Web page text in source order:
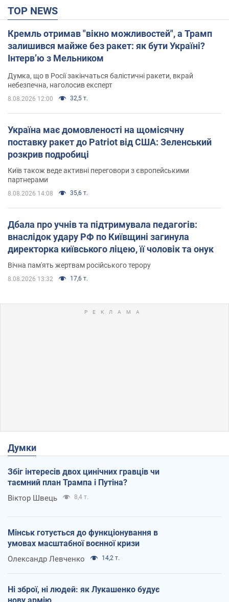
TOP NEWS
Кремль отримав "вікно можливостей", а Трамп
залишився майже без ракет: як бути Україні?
Інтерв’ю з Мельником
Думка, що в Росії закінчаться балістичні ракети, вкрай
небезпечна, наголосив експерт
8.08.2026 12:00 32,5 т.
Україна має домовленості на щомісячну
поставку ракет до Patriot від США: Зеленський
розкрив подробиці
Київ також веде активні переговори з європейськими
партнерами
8.08.2026 14:08 35,6 т.
Дбала про учнів та підтримувала педагогів:
внаслідок удару РФ по Київщині загинула
директорка київського ліцею, її чоловік та онук
Вічна пам'ять жертвам російського терору
8.08.2026 13:32 17,6 т.
Думки
Збіг інтересів двох цинічних гравців чи
таємний план Трампа і Путіна?
Віктор Швець 8,4 т.
Мінськ готується до функціонування в
умовах масштабної воєнної кризи
Олександр Левченко 14,2 т.
Ні зброї, ні людей: як Лукашенко будує